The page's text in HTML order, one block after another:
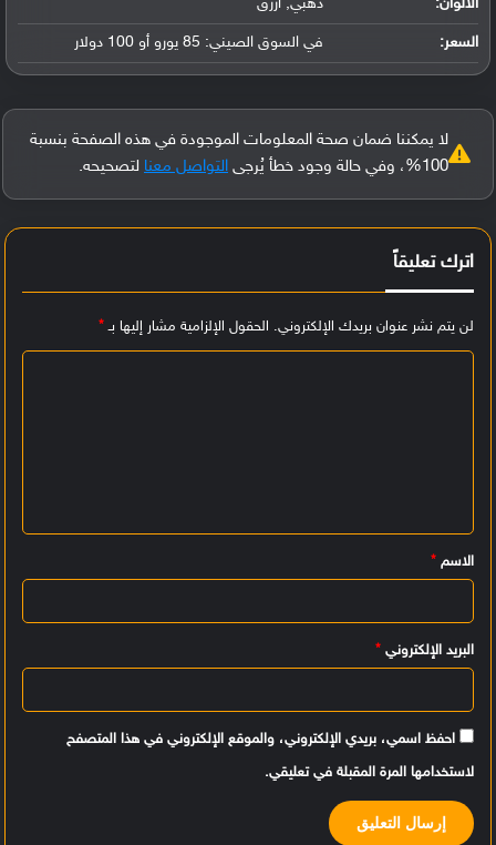
الألوان: ذهبي, أزرق
السعر: في السوق الصيني: 85 يورو أو 100 دولار
لا يمكننا ضمان صحة المعلومات الموجودة في هذه الصفحة بنسبة
100%، وفي حالة وجود خطأ يُرجى
التواصل معنا لتصحيحه.
اترك تعليقاً
لن يتم نشر عنوان بريدك الإلكتروني. الحقول الإلزامية مشار إليها بـ*
ي
ق
الاسم *
البريد الإلكتروني *
احفظ اسمي، بريدي الإلكتروني، والموقع الإلكتروني في هذا المتصفح
لاستخدامها المرة المقبلة في تعليقي.